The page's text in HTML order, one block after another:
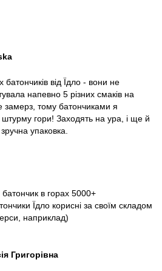
від Їдло - вони не
напевно 5 різних смаків на
замерз, тому батончиками я
штурму гори! Заходять на ура, і ще й
упаковка.
в горах 5000+
Їдло корисні за своїм складом
наприклад)
Григорівна